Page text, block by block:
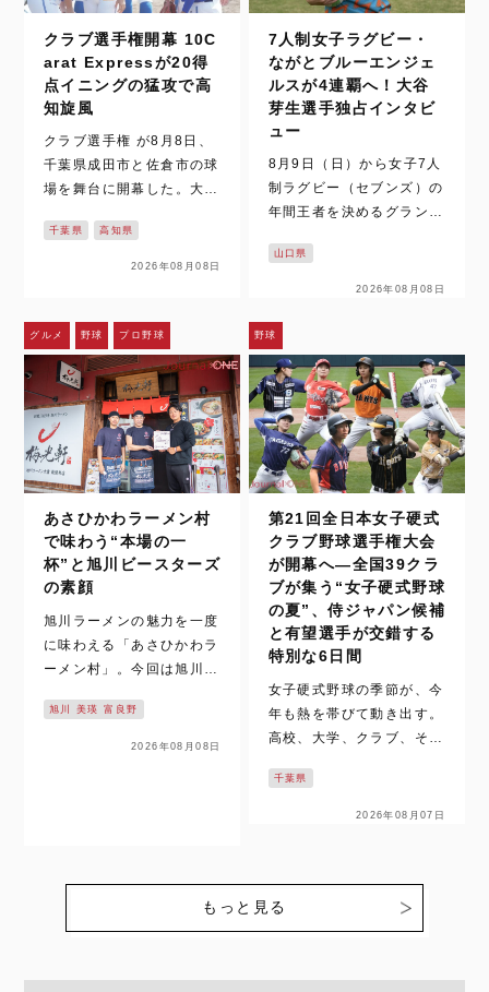
クラブ選手権開幕 10C
arat Expressが20得
点イニングの猛攻で高
知旋風
クラブ選手権 が8月8日、
千葉県成田市と佐倉市の球
場を舞台に開幕した。大会
試合が行われた。それで
も、全国から集まった女子
市の長嶋茂雄記念岩名球場
で行われた第1試合。10C
ar…
千葉県 高知県
2026年08月08日
7人制女子ラグビー・
ながとブルーエンジェ
ルスが4連覇へ！大谷
芽生選手独占インタビ
ュー
8月9日（日）から女子7人
制ラグビー（セブンズ）の
年間王者を決めるグランド
る。今回の舞台は北海道札
幌市の大和ハウス プレミ
メンズセブンズシリーズ2
026の現在首位に立つ、な
がとブルーエンジェルスは
4連覇を狙い最…
山口県
2026年08月08日
グルメ 野球 プロ野球
あさひかわラーメン村
で味わう“本場の一
杯”と旭川ビースターズ
の素顔
旭川ラーメンの魅力を一度
に味わえる「あさひかわラ
ーメン村」。今回は旭川ビ
店を巡り、本場の味と街の
魅力を紹介する。 そもそ
旭川 美瑛 富良野
2026年08月08日
野球
第21回全日本女子硬式
クラブ野球選手権大会
が開幕へ―全国39クラ
ブが集う“女子硬式野球
の夏”、侍ジャパン候補
と有望選手が交錯する
特別な6日間
女子硬式野球の季節が、今
年も熱を帯びて動き出す。
高校、大学、クラブ、そし
を越えて選手たちが躍動す
る夏。その中心に位置する
だ。 今年は例年以上に特
別な意味を持つ。 前年度
王者…
千葉県
2026年08月07日
もっと見る